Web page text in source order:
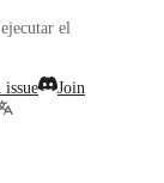
el
issue
Join